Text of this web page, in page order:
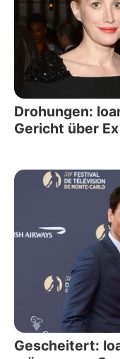
Drohungen:
Gericht über
Gescheitert: